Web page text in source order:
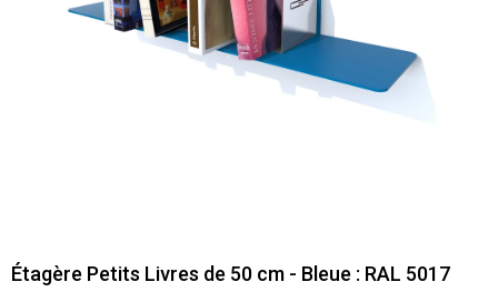
Étagère Petits Livres de 50 cm - Bleue : RAL 5017